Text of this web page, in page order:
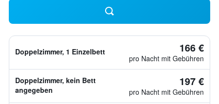
Doppelzimmer, 1 Einzelbett 166 €
pro Nacht mit Gebühren
Doppelzimmer, kein Bett
angegeben
197 €
pro Nacht mit Gebühren